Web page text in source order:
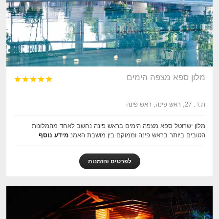
מלון ספא מצפה הימים 




ת.ד. 27, ראש פינה, ראש פינה
מלון ישרוטל ספא מצפה הימים בראש פינה נחשב לאחד מהמלונות
הטובים ביותר בראש פינה וממוקם בין מושבת האמנמידע נוסף
לפרטים והזמנות